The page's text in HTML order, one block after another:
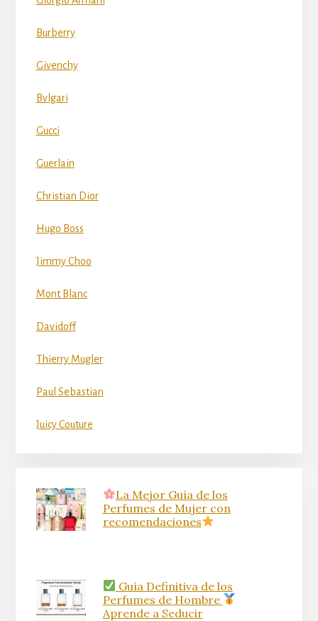
Burberry
Givenchy
Bvlgari
Gucci
Guerlain
Christian Dior
Hugo Boss
Jimmy Choo
Mont Blanc
Davidoff
Thierry Mugler
Paul Sebastian
Juicy Couture
La Mejor Guía de los
Perfumes de Mujer con
recomendaciones
Guía Definitiva de los
Perfumes de Hombre
Aprende a Seducir